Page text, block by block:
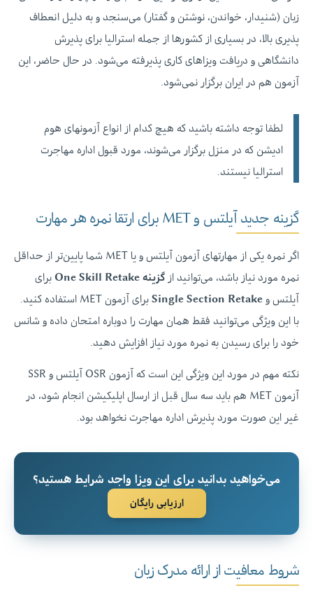
زبان (شنیدار، خواندن، نوشتن و گفتار) می‌سنجد و به‌ دلیل انعطاف‌
پذیری بالا، در بسیاری از کشورها از جمله استرالیا برای پذیرش
دانشگاهی و دریافت ویزاهای کاری پذیرفته می‌شود. در حال حاضر، این
آزمون هم در ایران برگزار نمی‌شود.
لطفا توجه داشته باشید که هیچ کدام از انواع آزمونهای هوم
ادیشن که در منزل برگزار می‌شوند، مورد قبول اداره مهاجرت
استرالیا نیستند.
گزینه جدید آیلتس و MET برای ارتقا نمره هر مهارت
اگر نمره یکی از مهارتهای آزمون آیلتس و یا MET شما پایین‌تر از حداقل
نمره مورد نیاز باشد، می‌توانید از گزینه One Skill Retake
برای
آیلتس و Single Section Retake
برای آزمون MET استفاده کنید.
با این ویژگی می‌توانید فقط همان مهارت را دوباره امتحان داده و شانس
خود را برای رسیدن به نمره مورد نیاز افزایش دهید.
نکته مهم در مورد این ویژگی این است که آزمون OSR آیلتس و SSR
آزمون MET هم باید سه سال قبل از ارسال اپلیکیشن انجام شود، در
غیر این صورت مورد پذیرش اداره مهاجرت نخواهد بود.
می‌خواهید بدانید برای این ویزا واجد شرایط هستید؟
ارزیابی رایگان
شروط معافیت از ارائه مدرک زبان